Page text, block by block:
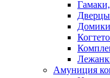
Дверцы
Амуниция